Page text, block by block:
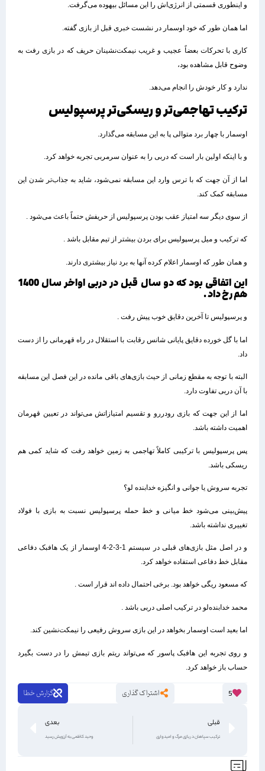
و اینطوری قسمتی از انرژی‌اش را این مسائل بیهوده می‌گرفت.
اما همان طور که خود اوسمار در نشست خبری قبل از بازی گفته.
کاری با تحرکات بعضاً عجیب و غریب نیمکت‌نشینان حریف که در بازی رفت به
وضوح قابل مشاهده بود،
ندارد و کار خودش را انجام می‌دهد.
ترکیب تهاجمی‌تر و ریسکی‌تر پرسپولیس
اوسمار با چهار برد متوالی پا به این مسابقه می‌گذارد.
و با اینکه اولین بار است که دربی را به عنوان سرمربی تجربه خواهد کرد.
اما از آن جهت که با ترس وارد این مسابقه نمی‌شود، شاید به جذاب‌تر شدن این
مسابقه کمک کند.
از سوی دیگر سه امتیاز عقب بودن پرسپولیس از حریفش حتماً باعث می‌شود .
که ترکیب و میل پرسپولیس برای بردن بیشتر از تیم مقابل باشد .
و همان طور که اوسمار اعلام کرده آنها به برد نیاز بیشتری دارند.
این اتفاقی بود که دو سال قبل در دربی اواخر سال 1400
هم رخ داد .
و پرسپولیس تا آخرین دقایق خوب پیش رفت .
اما با گل خورده دقایق پایانی شانس رقابت با استقلال در راه قهرمانی را از دست
داد.
البته با توجه به مقطع زمانی از حیث بازی‌های باقی مانده در این فصل این مسابقه
با آن دربی تفاوت دارد.
اما از این جهت که بازی رودررو و تقسیم امتیازاتش می‌تواند در تعیین قهرمان
اهمیت داشته باشد.
پس پرسپولیس با ترکیبی کاملاً تهاجمی به زمین خواهد رفت که شاید کمی هم
ریسکی باشد.
تجربه سروش یا جوانی و انگیزه خدابنده لو؟
پیش‌بینی می‌شود خط میانی و خط حمله پرسپولیس نسبت به بازی با فولاد
تغییری نداشته باشد.
و در اصل مثل بازی‌های قبلی در سیستم 1-3-2-4 اوسمار از یک هافبک دفاعی
مقابل خط دفاعی استفاده خواهد کرد.
که مسعود ریگی خواهد بود. برخی احتمال داده اند قرار است .
محمد خدابنده‌لو در ترکیب اصلی دربی باشد .
اما بعید است اوسمار بخواهد در این بازی سروش رفیعی را نیمکت‌نشین کند.
و روی تجربه این هافبک پاسور که می‌تواند ریتم بازی تیمش را در دست بگیرد
حساب باز خواهد کرد.
5 اشتراک گذاری گزارش خطا
قبلی
ترکیب سپاهان در بازی مرگ و امیدواری
بعدی
وحید کاظمی به آرزویش رسید